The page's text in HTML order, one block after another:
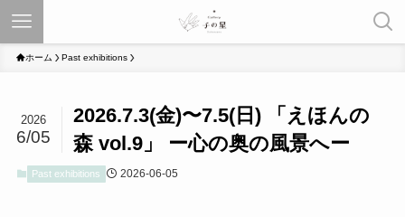
ホーム Past exhibitions
2026.7.3(金)〜7.5(日) 「えほんの
森 vol.9」 ー心の奥の風景へー
2026
6/05
Past exhibitions 2026-06-05